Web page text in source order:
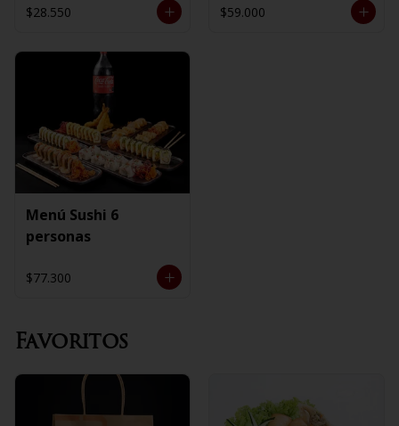
$28.550 $59.000
Menú Sushi 6
personas
$77.300
Favoritos